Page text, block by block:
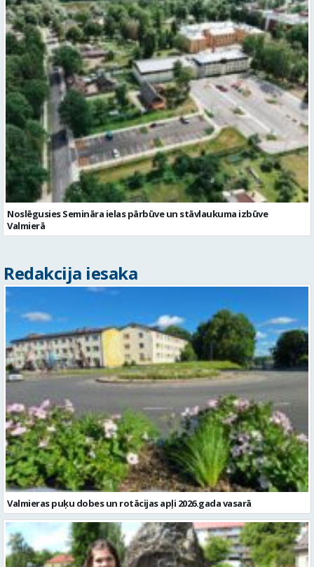
Noslēgusies Semināra ielas pārbūve un stāvlaukuma izbūve
Valmierā
Redakcija iesaka
Valmieras puķu dobes un rotācijas apļi 2026.gada vasarā